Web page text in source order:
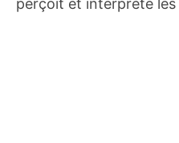
perçoit et interprète